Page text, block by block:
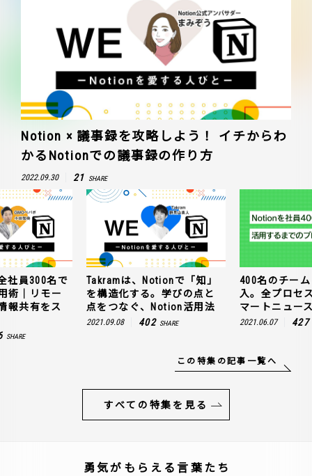
Notion × 議事録を攻略しよう！ イチからわ
かるNotionでの議事録の作り方
2022.09.30 21 SHARE
社員300名で
術｜リモー
報共有をス
SHARE
Takramは、Notionで「知」
を構造化する。学びの点と
点をつなぐ、Notion活用法
2021.09.08 402 SHARE
400名のチー
入。全プロセ
マートニュー
2021.06.07 427
この特集の記事一覧へ
すべての特集を見る
勇気がもらえる言葉たち